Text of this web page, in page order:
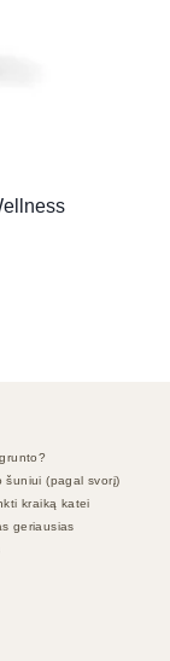
šuniui (pagal svorį)
kraiką katei
geriausias